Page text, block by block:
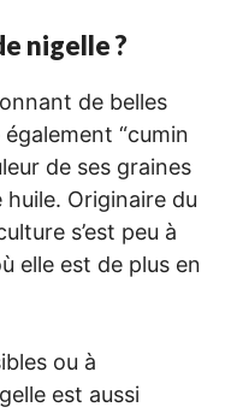
nigelle ?
de belles
également “cumin
de ses graines
Originaire du
s’est peu à
elle est de plus en
ou à
est aussi